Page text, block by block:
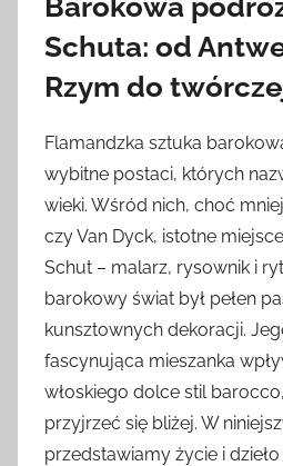
Schuta: od
Rzym do
Flamandzka sztuka
wybitne postaci, których
wieki. Wśród nich, choć
czy Van Dyck, istotne
Schut – malarz, rysownik i
barokowy świat był pełen
kunsztownych dekoracji.
fascynująca mieszanka
włoskiego dolce stil
przyjrzeć się bliżej. W
przedstawiamy życie i